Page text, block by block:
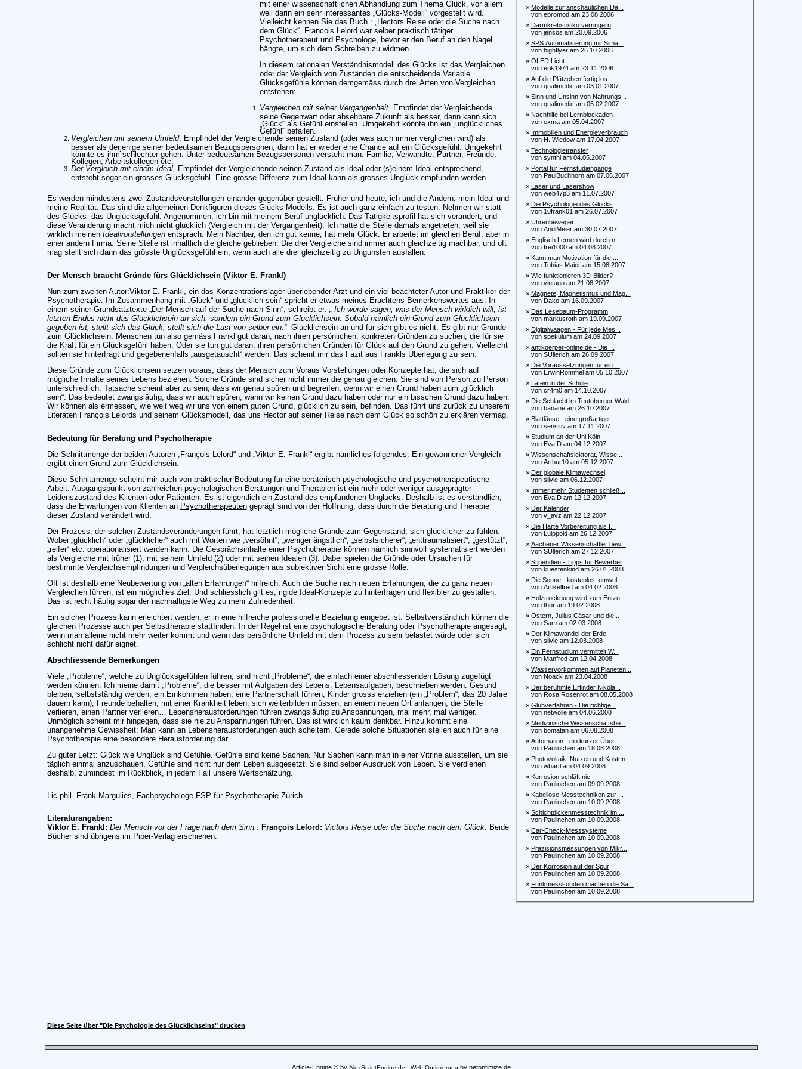
mit einer wissenschaftlichen Abhandlung zum Thema Glück, vor allem
weil darin ein sehr interessantes „Glücks-Modell“ vorgestellt wird.
Vielleicht kennen Sie das Buch : „Hectors Reise oder die Suche nach
dem Glück“. Francois Lelord war selber praktisch tätiger
Psychotherapeut und Psychologe, bevor er den Beruf an den Nagel
hängte, um sich dem Schreiben zu widmen.
In diesem rationalen Verständnismodell des Glücks ist das Vergleichen
oder der Vergleich von Zuständen die entscheidende Variable.
Glücksgefühle können demgemäss durch drei Arten von Vergleichen
entstehen:
Vergleichen mit seiner Vergangenheit. Empfindet der Vergleichende
seine Gegenwart oder absehbare Zukunft als besser, dann kann sich
„Glück“ als Gefühl einstellen. Umgekehrt könnte ihn ein „unglückliches
Gefühl“ befallen.
Vergleichen mit seinem Umfeld. Empfindet der Vergleichende seinen Zustand (oder was auch immer verglichen wird) als
besser als derjenige seiner bedeutsamen Bezugspersonen, dann hat er wieder eine Chance auf ein Glücksgefühl. Umgekehrt
könnte es ihm schlechter gehen. Unter bedeutsamen Bezugspersonen versteht man: Familie, Verwandte, Partner, Freunde,
Kollegen, Arbeitskollegen etc.
Der Vergleich mit einem Ideal. Empfindet der Vergleichende seinen Zustand als ideal oder (s)einem Ideal entsprechend,
entsteht sogar ein grosses Glücksgefühl. Eine grosse Differenz zum Ideal kann als grosses Unglück empfunden werden.
Es werden mindestens zwei Zustandsvorstellungen einander gegenüber gestellt: Früher und heute, ich und die Andern, mein Ideal und
meine Realität. Das sind die allgemeinen Denkfiguren dieses Glücks-Modells. Es ist auch ganz einfach zu testen. Nehmen wir statt
des Glücks- das Unglücksgefühl. Angenommen, ich bin mit meinem Beruf unglücklich. Das Tätigkeitsprofil hat sich verändert, und
diese Veränderung macht mich nicht glücklich (Vergleich mit der Vergangenheit). Ich hatte die Stelle damals angetreten, weil sie
wirklich meinen Idealvorstellungenentsprach. Mein Nachbar, den ich gut kenne, hat mehr Glück: Er arbeitet im gleichen Beruf, aber in
einer andern Firma. Seine Stelle ist inhaltlich die gleiche geblieben. Die drei Vergleiche sind immer auch gleichzeitig machbar, und oft
mag stellt sich dann das grösste Unglücksgefühl ein, wenn auch alle drei gleichzeitig zu Ungunsten ausfallen.
Der Mensch braucht Gründe fürs Glücklichsein (Viktor E. Frankl)
Nun zum zweiten Autor:Viktor E. Frankl, ein das Konzentrationslager überlebender Arzt und ein viel beachteter Autor und Praktiker der
Psychotherapie. Im Zusammenhang mit „Glück“ und „glücklich sein“ spricht er etwas meines Erachtens Bemerkenswertes aus. In
einem seiner Grundsatztexte „Der Mensch auf der Suche nach Sinn“, schreibt er:
„ Ich würde sagen, was der Mensch wirklich will, ist
letzten Endes nicht das Glücklichsein an sich, sondern ein Grund zum Glücklichsein. Sobald nämlich ein Grund zum Glücklichsein
gegeben ist, stellt sich das Glück, stellt sich die Lust von selber ein.“ Glücklichsein an und für sich gibt es nicht. Es gibt nur Gründe
zum Glücklichsein. Menschen tun also gemäss Frankl gut daran, nach ihren persönlichen, konkreten Gründen zu suchen, die für sie
die Kraft für ein Glücksgefühl haben. Oder sie tun gut daran, ihren persönlichen Gründen für Glück auf den Grund zu gehen. Vielleicht
sollten sie hinterfragt und gegebenenfalls „ausgetauscht“ werden. Das scheint mir das Fazit aus Frankls Überlegung zu sein.
Diese Gründe zum Glücklichsein setzen voraus, dass der Mensch zum Voraus Vorstellungen oder Konzepte hat, die sich auf
mögliche Inhalte seines Lebens beziehen. Solche Gründe sind sicher nicht immer die genau gleichen. Sie sind von Person zu Person
unterschiedlich. Tatsache scheint aber zu sein, dass wir genau spüren und begreifen, wenn wir einen Grund haben zum „glücklich
sein“. Das bedeutet zwangsläufig, dass wir auch spüren, wann wir keinen Grund dazu haben oder nur ein bisschen Grund dazu haben.
Wir können als ermessen, wie weit weg wir uns von einem guten Grund, glücklich zu sein, befinden. Das führt uns zurück zu unserem
Literaten François Lelords und seinem Glücksmodell, das uns Hector auf seiner Reise nach dem Glück so schön zu erklären vermag.
Bedeutung für Beratung und Psychotherapie
Die Schnittmenge der beiden Autoren „François Lelord“ und „Viktor E. Frankl“ ergibt nämliches folgendes: Ein gewonnener Vergleich
ergibt einen Grund zum Glücklichsein.
Diese Schnittmenge scheint mir auch von praktischer Bedeutung für eine beraterisch-psychologische und psychotherapeutische
Arbeit. Ausgangspunkt von zahlreichen psychologischen Beratungen und Therapien ist ein mehr oder weniger ausgeprägter
Leidenszustand des Klienten oder Patienten. Es ist eigentlich ein Zustand des empfundenen Unglücks. Deshalb ist es verständlich,
dass die Erwartungen von Klienten an Psychotherapeutengeprägt sind von der Hoffnung, dass durch die Beratung und Therapie
dieser Zustand verändert wird.
Der Prozess, der solchen Zustandsveränderungen führt, hat letztlich mögliche Gründe zum Gegenstand, sich glücklicher zu fühlen.
Wobei „glücklich“ oder „glücklicher“ auch mit Worten wie „versöhnt“, „weniger ängstlich“, „selbstsicherer“, „enttraumatisiert“, „gestützt“,
„reifer“ etc. operationalisiert werden kann. Die Gesprächsinhalte einer Psychotherapie können nämlich sinnvoll systematisiert werden
als Vergleiche mit früher (1), mit seinem Umfeld (2) oder mit seinen Idealen (3). Dabei spielen die Gründe oder Ursachen für
bestimmte Vergleichsempfindungen und Vergleichsüberlegungen aus subjektiver Sicht eine grosse Rolle.
Oft ist deshalb eine Neubewertung von „alten Erfahrungen“ hilfreich. Auch die Suche nach neuen Erfahrungen, die zu ganz neuen
Vergleichen führen, ist ein mögliches Ziel. Und schliesslich gilt es, rigide Ideal-Konzepte zu hinterfragen und flexibler zu gestalten.
Das ist recht häufig sogar der nachhaltigste Weg zu mehr Zufriedenheit.
Ein solcher Prozess kann erleichtert werden, er in eine hilfreiche professionelle Beziehung eingebet ist. Selbstverständlich können die
gleichen Prozesse auch per Selbsttherapie stattfinden. In der Regel ist eine psychologische Beratung oder Psychotherapieangesagt,
wenn man alleine nicht mehr weiter kommt und wenn das persönliche Umfeld mit dem Prozess zu sehr belastet würde oder sich
schlicht nicht dafür eignet.
Abschliessende Bemerkungen
Viele „Probleme“, welche zu Unglücksgefühlen führen, sind nicht „Probleme“, die einfach einer abschliessenden Lösung zugefügt
werden können. Ich meine damit „Probleme“, die besser mit Aufgaben des Lebens, Lebensaufgaben, beschrieben werden: Gesund
bleiben, selbstständig werden, ein Einkommen haben, eine Partnerschaft führen, Kinder grosss erziehen (ein „Problem“, das 20 Jahre
dauern kann), Freunde behalten, mit einer Krankheit leben, sich weiterbilden müssen, an einem neuen Ort anfangen, die Stelle
verlieren, einen Partner verlieren… Lebensherausforderungen führen zwangsläufig zu Anspannungen, mal mehr, mal weniger.
Unmöglich scheint mir hingegen, dass sie nie zu Anspannungen führen. Das ist wirklich kaum denkbar. Hinzu kommt eine
unangenehme Gewissheit: Man kann an Lebensherausforderungen auch scheitern. Gerade solche Situationen stellen auch für eine
Psychotherapie eine besondere Herausforderung dar.
Zu guter Letzt: Glück wie Unglück sind Gefühle. Gefühle sind keine Sachen. Nur Sachen kann man in einer Vitrine ausstellen, um sie
täglich einmal anzuschauen. Gefühle sind nicht nur dem Leben ausgesetzt. Sie sind selber Ausdruck von Leben. Sie verdienen
deshalb, zumindest im Rückblick, in jedem Fall unsere Wertschätzung.
Lic.phil. Frank Margulies, Fachpsychologe FSP für Psychotherapie Zürich
Literaturangaben:
Viktor E. Frankl: Der Mensch vor der Frage nach dem Sinn. François Lelord: Victors Reise oder die Suche nach dem Glück. Beide
Bücher sind übrigens im Piper-Verlag erschienen.
Diese Seite über "Die Psychologie des Glücklichseins" drucken
» Modelle zur anschaulichen Da...
von epromod am 23.08.2006
» Darmkrebsrisiko verringern
von jensos am 20.09.2006
» SPS Automatisierung mit Sima...
von highflyer am 26.10.2006
» OLED Licht
von erik1974 am 23.11.2006
» Auf die Plätzchen fertig los...
von qualimedic am 03.01.2007
» Sinn und Unsinn von Nahrungs...
von qualimedic am 05.02.2007
» Nachhilfe bei Lernblockaden
von exma am 05.04.2007
» Immobilien und Energieverbrauch
von H. Wiedow am 17.04.2007
» Technologietransfer
von synthi am 04.05.2007
» Portal für Fernstudiengänge
von PaulBuchhorn am 07.06.2007
» Laser und Lasershow
von web47p3 am 11.07.2007
» Die Psychologie des Glücks
von 10frank01 am 26.07.2007
» Uhrenbeweger
von AndiMeier am 30.07.2007
» Englisch Lernen wird durch n...
von frei1000 am 04.08.2007
» Kann man Motivation für die ...
von Tobias Maier am 15.08.2007
» Wie funktionieren 3D-Bilder?
von vintago am 21.08.2007
» Magnete, Magnetismus und Mag...
von Dako am 16.09.2007
» Das Lesebaum-Programm
von markusroth am 19.09.2007
» Digitalwaagen - Für jede Mes...
von spekulum am 24.09.2007
» antikoerper-online.de - Die ...
von SUllerich am 26.09.2007
» Die Voraussetzungen für ein ...
von ErwinRommel am 05.10.2007
» Latein in der Schule
von cr4m0 am 14.10.2007
» Die Schlacht im Teutoburger Wald
von banane am 26.10.2007
» Blattläuse - eine großartige...
von sensitiv am 17.11.2007
» Studium an der Uni Köln
von Eva D am 04.12.2007
» Wissenschaftslektorat, Wisse...
von Arthur10 am 05.12.2007
» Der globale Klimawechsel
von silvie am 06.12.2007
» Immer mehr Studenten schließ...
von Eva D am 12.12.2007
» Der Kalender
von v_avz am 22.12.2007
» Die Harte Vorbereitung als I...
von Luippold am 26.12.2007
» Aachener Wissenschaftler bew...
von SUllerich am 27.12.2007
» Stipendien - Tipps für Bewerber
von kuestenkind am 26.01.2008
» Die Sonne - kostenlos, umwel...
von Artikelfred am 04.02.2008
» Holztrocknung wird zum Entzu...
von thor am 19.02.2008
» Ostern, Julius Cäsar und die...
von Sam am 02.03.2008
» Der Klimawandel der Erde
von silvie am 12.03.2008
» Ein Fernstudium vermittelt W...
von Manfred am 12.04.2008
» Wasservorkommen auf Planeten...
von Noack am 23.04.2008
» Der berühmte Erfinder Nikola...
von Rosa Rosenrot am 08.05.2008
» Glühverfahren - Die richtige...
von netwolle am 04.06.2008
» Medizinische Wissenschaftsbe...
von bomatan am 06.08.2008
» Automation - ein kurzer Über...
von Paulinchen am 18.08.2008
» Photovoltaik, Nutzen und Kosten
von wbartl am 04.09.2008
» Korrosion schläft nie
von Paulinchen am 09.09.2008
» Kabellose Messtechniken zur ...
von Paulinchen am 10.09.2008
» Schichtdickenmesstechnik im ...
von Paulinchen am 10.09.2008
» Car-Check-Messsysteme
von Paulinchen am 10.09.2008
» Präzisionsmessungen von Mikr...
von Paulinchen am 10.09.2008
» Der Korrosion auf der Spur
von Paulinchen am 10.09.2008
» Funkmesssonden machen die Sa...
von Paulinchen am 10.09.2008
Article-Engine © by AlexScriptEngine.de | Web-Optimierung by netoptimize.de